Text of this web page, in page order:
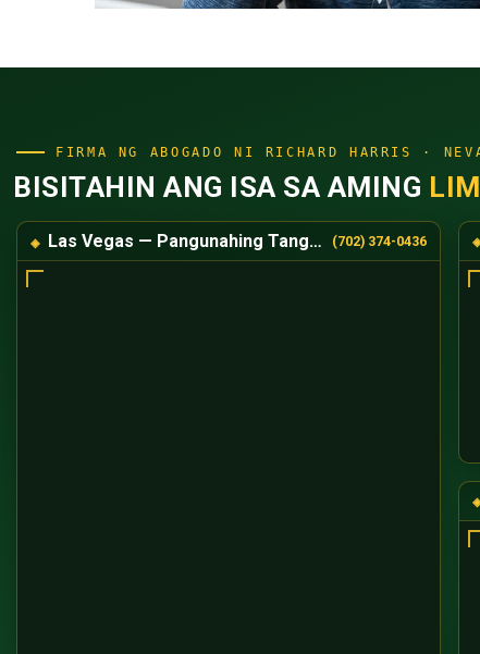
FIRMA NG ABOGADO NI RICHARD HARRIS ·
BISITAHIN ANG ISA SA AMING
Las Vegas — Pangunahing Tanggapan (702) 374-0436